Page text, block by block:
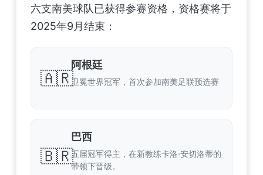
六支南美球队已获得参赛资格，资格赛将于
2025年9月结束：
🇦🇷
阿根廷
卫冕世界冠军，首次参加南美足联预选赛
🇧🇷
巴西
五届冠军得主，在新教练卡洛·安切洛蒂的
带领下晋级。